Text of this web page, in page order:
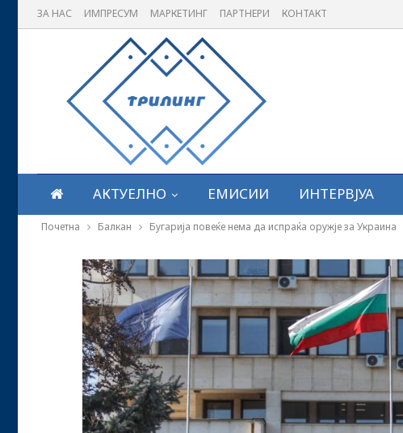
ЗА НАС ИМПРЕСУМ МАРКЕТИНГ ПАРТНЕРИ КОНТАКТ
АКТУЕЛНО ЕМИСИИ ИНТЕРВЈУА
Почетна Балкан Бугарија повеќе нема да испраќа оружје за Украина